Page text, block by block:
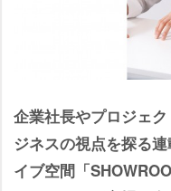
企業社長やプロジェ
ジネスの視点を探る
イブ空間「